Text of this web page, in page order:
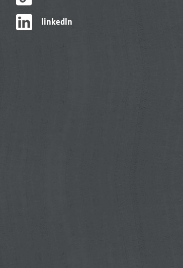
linkedIn